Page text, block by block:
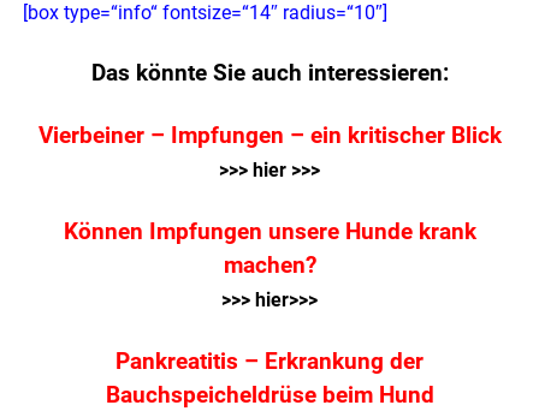
[box type=“info“ fontsize=“14″ radius=“10″]
Das könnte Sie auch interessieren:
Vierbeiner – Impfungen – ein kritischer Blick
>>> hier >>>
Können Impfungen unsere Hunde krank
machen?
>>> hier>>>
Pankreatitis – Erkrankung der
Bauchspeicheldrüse beim Hund